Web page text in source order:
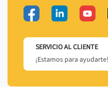
SERVICIO AL CLIENTE
¡Estamos para